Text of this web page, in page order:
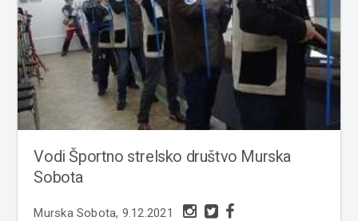
Vodi Športno strelsko društvo Murska
Sobota
Murska Sobota, 9.12.2021